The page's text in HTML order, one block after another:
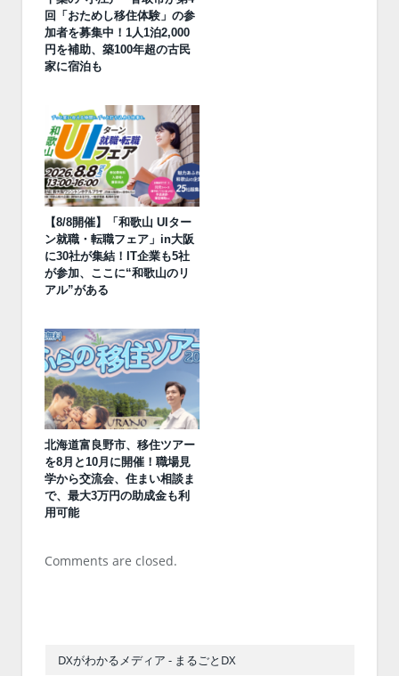
回「おためし移住体験」の参
加者を募集中！1人1泊2,000
円を補助、築100年超の古民
家に宿泊も
【8/8開催】「和歌山 UIター
ン就職・転職フェア」in大阪
に30社が集結！IT企業も5社
が参加、ここに“和歌山のリ
アル”がある
北海道富良野市、移住ツアー
を8月と10月に開催！職場見
学から交流会、住まい相談ま
で、最大3万円の助成金も利
用可能
Comments are closed.
DXがわかるメディア - まるごとDX